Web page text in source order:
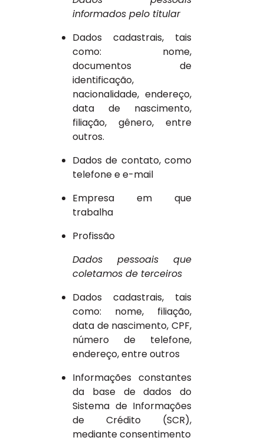
informados pelo titular
Dados cadastrais, tais
como: nome,
documentos de
identificação,
nacionalidade, endereço,
data de nascimento,
filiação, gênero, entre
outros.
Dados de contato, como
telefone e e-mail
Empresa em que
trabalha
Profissão
Dados pessoais que
coletamos de terceiros
Dados cadastrais, tais
como: nome, filiação,
data de nascimento, CPF,
número de telefone,
endereço, entre outros
Informações constantes
da base de dados do
Sistema de Informações
de Crédito (SCR),
mediante consentimento